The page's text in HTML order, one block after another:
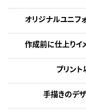
オリジナルユニフ
作成前に仕上りイ
プリン
手描きのデ